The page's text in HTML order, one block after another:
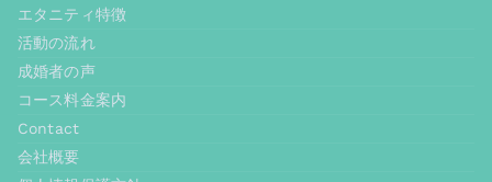
エタニティ特徴
活動の流れ
成婚者の声
コース料金案内
Contact
会社概要